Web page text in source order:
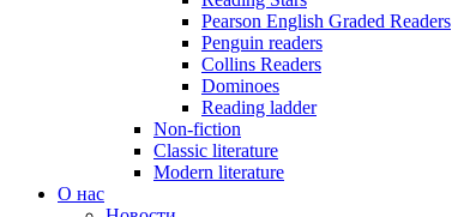
Pearson English Graded Readers
Penguin readers
Collins Readers
Dominoes
Reading ladder
Non-fiction
Classic literature
Modern literature
О нас